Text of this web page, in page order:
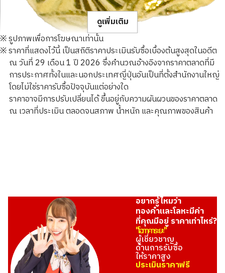
23K gold (K23) ring
3.8g
ราคารับซื้ออ้างอิง
ดูเพิ่มเติม
※ รูปภาพเพื่อการโฆษณาเท่านั้น
※ ราคาที่แสดงไว้นี้ เป็นสถิติราคาประเมินรับซื้อเบื้องต้นสูงสุดในอดีต
ณ วันที่ 29 เดือน 1 ปี 2026 ซึ่งคำนวณอ้างอิงจากราคาตลาดที่มี
การประกาศทั้งในและนอกประเทศญี่ปุ่นอันเป็นที่ตั้งสำนักงานใหญ่
โดยไม่ใช่ราคารับซื้อปัจจุบันแต่อย่างใด
ราคาอาจมีการปรับเปลี่ยนได้ ขึ้นอยู่กับความผันผวนของราคาตลาด
ณ เวลาที่ประเมิน ตลอดจนสภาพ น้ำหนัก และคุณภาพของสินค้า
อยากรู้ไหมว่า
ทองคำและโลหะมีค่า
ที่คุณมีอยู่ ราคาเท่าไหร่?
"โอทาคาระยะ"
ผู้เชี่ยวชาญ
ด้านการรับซื้อ
ให้ราคาสูง
ประเมินราคาฟรี